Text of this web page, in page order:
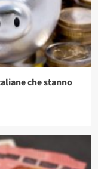
che stanno